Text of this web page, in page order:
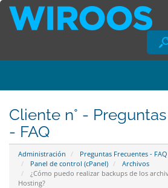
Cliente n° -
- FAQ
Administración
Preguntas Frecuentes - FAQ
Panel de control (cPanel)
Archivos
¿Cómo puedo realizar backups de los
Hosting?